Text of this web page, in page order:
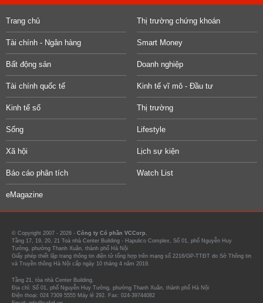
Trang chủ Thị trường chứng khoán
Tài chính - Ngân hàng Smart Money
Bất động sản Doanh nghiệp
Tài chính quốc tế Kinh tế vĩ mô - Đầu tư
Kinh tế số Thị trường
Sống Lifestyle
Xã hội Lịch sự kiện
Báo cáo phân tích Watch List
eMagazine
© Copyright 2007 - 2026 - Công ty Cổ phần VCCorp.
Tầng 17, 19, 20, 21 Toà nhà Center Building - Hapulico Complex, Số 01, phố Nguyễn Huy
Tưởng, phường Thanh Xuân, thành phố Hà Nội
Giấy phép thiết lập trang thông tin điện tử tổng hợp trên mạng số 2216/GP-TTĐT do Sở Thông tin
và Truyền thông Hà Nội cấp ngày 10 tháng 4 năm 2019.
Tầng 21, tòa nhà Center Building.
Địa chỉ: Số 01, phố Nguyễn Huy Tưởng, phường Thanh Xuân, thành phố Hà Nội
Điện thoại: 024 7309 5555 Máy lẻ 292. Fax: 024-39744082